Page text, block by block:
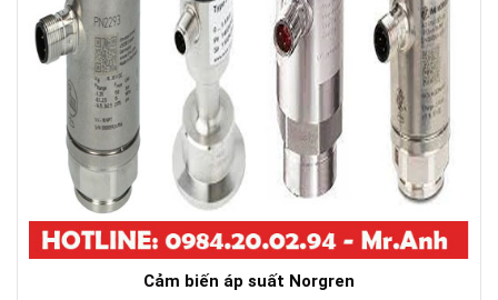
Cảm biến áp suất Norgren